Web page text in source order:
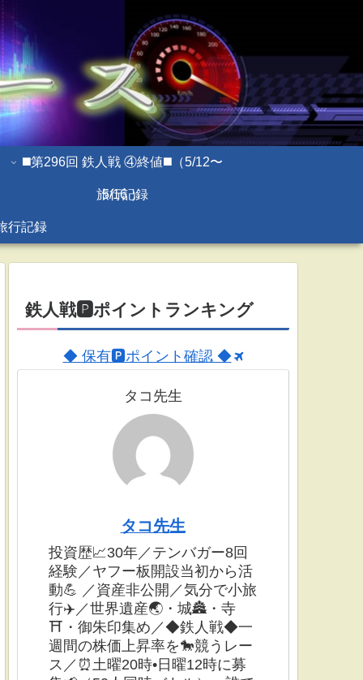
◼️第296回 鉄人戦 ④終値◼️（5/12〜
5/16 ）
旅行記録
行記録
鉄人戦🅿ポイントランキング
◆ 保有🅿ポイント確認 ◆
タコ先生
タコ先生
投資歴📈30年／テンバガー8回
経験／ヤフー板開設当初から活
動💪 ／資産非公開／気分で小旅
行✈️／世界遺産🌏・城🏯・寺
⛩・御朱印集め／◆鉄人戦◆一
週間の株価上昇率を🐎競うレー
ス／⏰土曜20時•日曜12時に募